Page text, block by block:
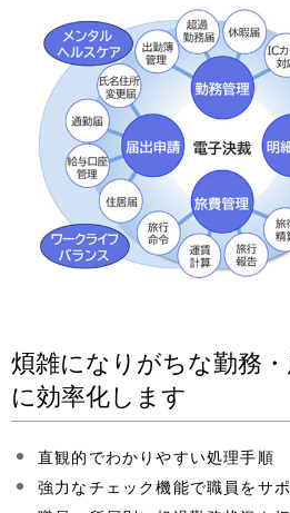
煩雑になりがちな勤務
に効率化します
直観的でわかりやすい処理手順
強力なチェック機能で職員をサ